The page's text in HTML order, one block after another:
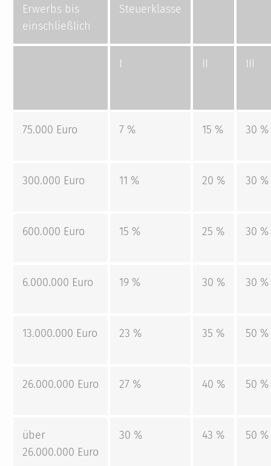
Erwerbs bis
einschließlich
Steuerklasse
I II III
75.000 Euro 7 % 15 % 30 %
300.000 Euro 11 % 20 % 30 %
600.000 Euro 15 % 25 % 30 %
6.000.000 Euro 19 % 30 % 30 %
13.000.000 Euro 23 % 35 % 50 %
26.000.000 Euro 27 % 40 % 50 %
über
26.000.000 Euro
30 % 43 % 50 %